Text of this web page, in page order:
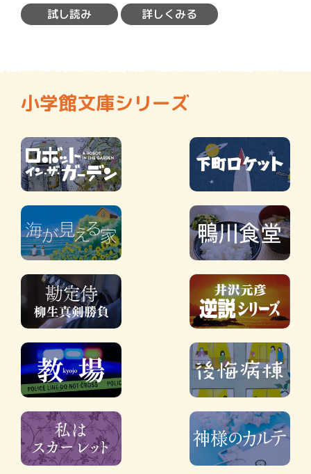
試し読み 詳しくみる
小学館文庫シリーズ